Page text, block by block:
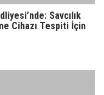
Savcılık
Cihazı Tespiti İçin